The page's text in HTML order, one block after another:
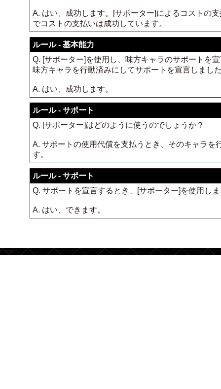
A. はい、成功します。[サポーター]によるコストの
でコストの支払いは成功しています。
ルール - 基本能力
Q. [サポーター]を使用し、味方キャラのサポートを
味方キャラを行動済みにしてサポートを宣言しまし
A. はい、成功します。
ルール - サポート
Q. [サポーター]はどのように使うのでしょうか？
A. サポートの使用代償を支払うとき、そのキャラ
す。
ルール - サポート
Q. サポートを宣言するとき、[サポーター]を使用し
A. はい、できます。
footer